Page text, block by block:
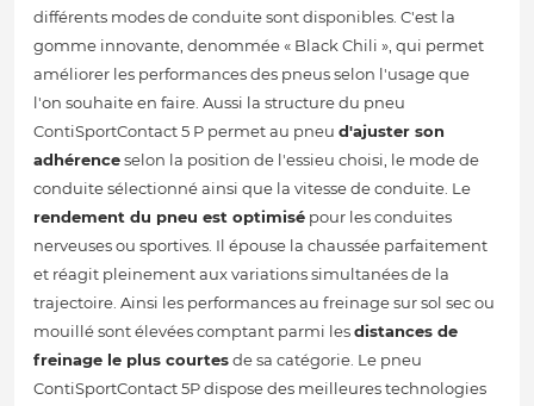
différents modes de conduite sont disponibles. C'est la
gomme innovante, denommée « Black Chili », qui permet
améliorer les performances des pneus selon l'usage que
l'on souhaite en faire. Aussi la structure du pneu
ContiSportContact 5 P permet au pneu d'ajuster son
adhérenceselon la position de l'essieu choisi, le mode de
conduite sélectionné ainsi que la vitesse de conduite. Le
rendement du pneu est optimisé pour les conduites
nerveuses ou sportives. Il épouse la chaussée parfaitement
et réagit pleinement aux variations simultanées de la
trajectoire. Ainsi les performances au freinage sur sol sec ou
mouillé sont élevées comptant parmi lesdistances de
freinage le plus courtesde sa catégorie. Le pneu
ContiSportContact 5P dispose des meilleures technologies